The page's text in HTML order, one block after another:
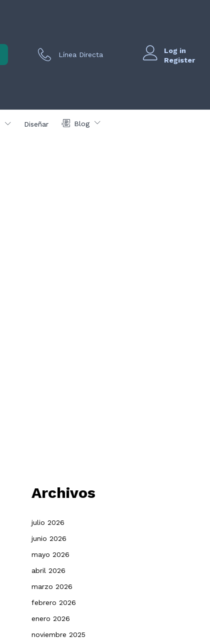
Línea Directa
Log in
Register
Diseñar Blog
Archivos
julio 2026
junio 2026
mayo 2026
abril 2026
marzo 2026
febrero 2026
enero 2026
noviembre 2025